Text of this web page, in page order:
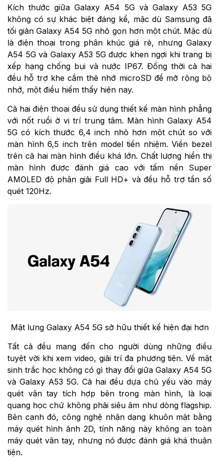
Kích thước giữa Galaxy A54 5G và Galaxy A53 5G
không có sự khác biệt đáng kể, mặc dù Samsung đã
tối giản Galaxy A54 5G nhỏ gọn hơn một chút. Mặc dù
là điện thoại trong phân khúc giá rẻ, nhưng Galaxy
A54 5G và Galaxy A53 5G được khen ngợi khi trang bị
xếp hạng chống bụi và nước IP67. Đồng thời cả hai
đều hỗ trợ khe cắm thẻ nhớ microSD để mở rộng bộ
nhớ, một điều hiếm thấy hiện nay.
Cả hai điện thoại đều sử dụng thiết kế màn hình phẳng
với nốt ruồi ở vị trí trung tâm. Màn hình Galaxy A54
5G có kích thước 6,4 inch nhỏ hơn một chút so với
màn hình 6,5 inch trên model tiền nhiệm. Viền bezel
trên cả hai màn hình điều khá lớn. Chất lượng hiển thị
màn hình được đánh giá cao với tấm nền Super
AMOLED độ phân giải Full HD+ và đều hỗ trợ tần số
quét 120Hz.
Mặt lưng Galaxy A54 5G sở hữu thiết kế hiện đại hơn
Tất cả đều mang đến cho người dùng những điều
tuyệt vời khi xem video, giải trí đa phương tiện. Về mặt
sinh trắc học không có gì thay đổi giữa Galaxy A54 5G
và Galaxy A53 5G. Cả hai đều dựa chủ yếu vào máy
quét vân tay tích hợp bên trong màn hình, là loại
quang học chứ không phải siêu âm như dòng flagship.
Bên cạnh đó, công nghệ nhận dạng khuôn mặt bằng
máy quét hình ảnh 2D, tính năng này không an toàn
máy quét vân tay, nhưng nó được đánh giá khá thuận
tiện.